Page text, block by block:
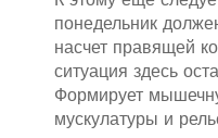
понедельник
насчет правящей
ситуация здесь
Формирует
мускулатуры и